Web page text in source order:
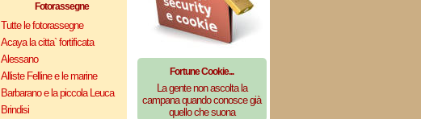
Fotorassegne
Tutte le fotorassegne
Acaya la citta` fortificata
Alessano
Alliste Felline e le marine
Barbarano e la piccola Leuca
Brindisi
Fortune Cookie...
La gente non ascolta la
campana quando conosce già
quello che suona